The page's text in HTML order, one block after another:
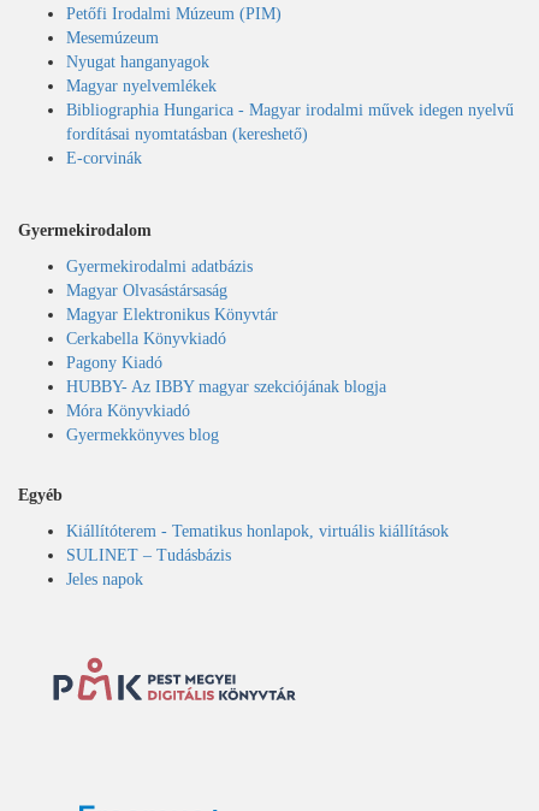
Petőfi Irodalmi Múzeum (PIM)
Mesemúzeum
Nyugat hanganyagok
Magyar nyelvemlékek
Bibliographia Hungarica - Magyar irodalmi művek idegen nyelvű
fordításai nyomtatásban (kereshető)
E-corvinák
Gyermekirodalom
Gyermekirodalmi adatbázis
Magyar Olvasástársaság
Magyar Elektronikus Könyvtár
Cerkabella Könyvkiadó
Pagony Kiadó
HUBBY- Az IBBY magyar szekciójának blogja
Móra Könyvkiadó
Gyermekkönyves blog
Egyéb
Kiállítóterem - Tematikus honlapok, virtuális kiállítások
SULINET – Tudásbázis
Jeles napok